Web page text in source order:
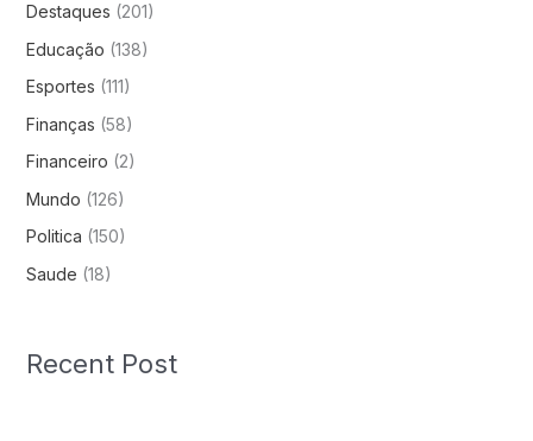
Destaques (201)
Educação (138)
Esportes (111)
Finanças (58)
Financeiro (2)
Mundo (126)
Politica (150)
Saude (18)
Recent Post